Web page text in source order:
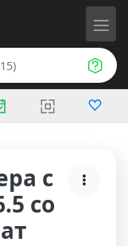
с
со